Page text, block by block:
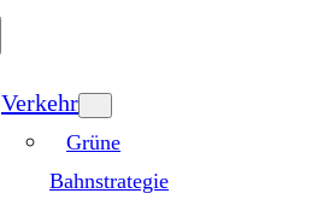
Verkehr
Grüne
Bahnstrategie